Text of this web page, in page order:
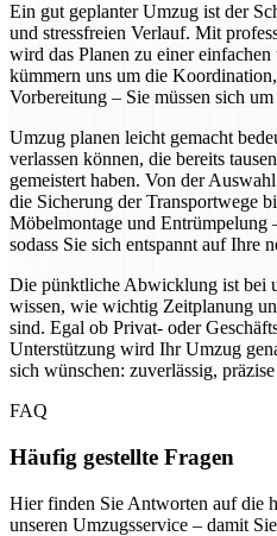
Ein gut geplanter Umzug ist der
und stressfreien Verlauf. Mit
wird das Planen zu einer
kümmern uns um die
Vorbereitung – Sie müssen sich
Umzug planen leicht gemacht
verlassen können, die bereits
gemeistert haben. Von der
die Sicherung der Transportwege
Möbelmontage und Entrümpelung
sodass Sie sich entspannt auf Ihre
Die pünktliche Abwicklung ist bei
wissen, wie wichtig Zeitplanung
sind. Egal ob Privat- oder
Unterstützung wird Ihr Umzug
sich wünschen: zuverlässig,
FAQ
Häufig gestellte Fragen
Hier finden Sie Antworten auf die
unseren Umzugsservice – damit